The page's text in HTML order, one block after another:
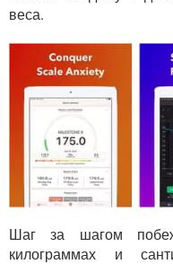
веса.
Шаг за шагом
килограммах и